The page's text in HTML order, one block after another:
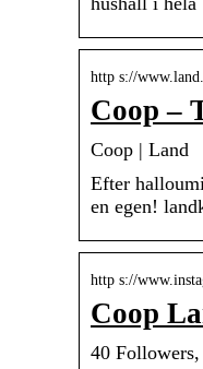
http s://
Coop –
Coop | Land
Efter
en egen!
http s://
Coop
40